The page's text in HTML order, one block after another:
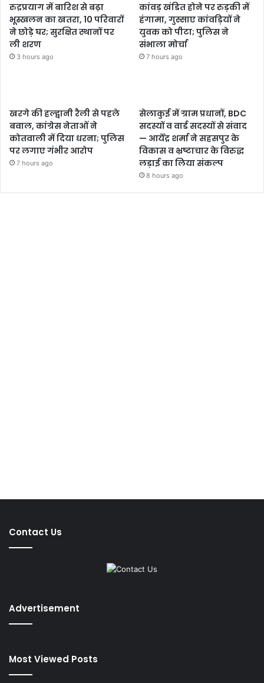
रुद्रप्रयाग में बारिश से बढ़ा
भूस्खलन का खतरा, 10 परिवारों
ने छोड़े घर; सुरक्षित स्थानों पर
ली शरण
3 hours ago
कांवड़ खंडित होने पर रुड़की में
हंगामा, गुस्साए कांवड़ियों ने
युवक को पीटा; पुलिस ने
संभाला मोर्चा
7 hours ago
खरगे की हल्द्वानी रैली से पहले
बवाल, कांग्रेस नेताओं ने
कोतवाली में दिया धरना; पुलिस
पर लगाए गंभीर आरोप
7 hours ago
सेलाकुई में ग्राम प्रधानों, BDC
सदस्यों व वार्ड सदस्यों से संवाद
— आर्येंद्र शर्मा ने सहसपुर के
विकास व भ्रष्टाचार के विरुद्ध
लड़ाई का लिया संकल्प
8 hours ago
Contact Us
Advertisement
Most Viewed Posts